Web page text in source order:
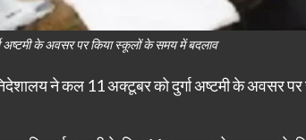
अष्टमी के अवसर पर किया स्कूलों के समय में बदलाव
ने कल 11 अक्टूबर को दुर्गा अष्टमी के अवसर